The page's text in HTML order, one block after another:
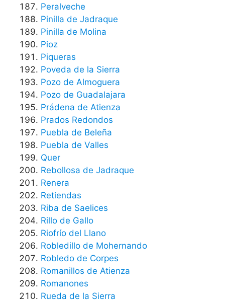
Peralveche
Pinilla de Jadraque
Pinilla de Molina
Pioz
Piqueras
Poveda de la Sierra
Pozo de Almoguera
Pozo de Guadalajara
Prádena de Atienza
Prados Redondos
Puebla de Beleña
Puebla de Valles
Quer
Rebollosa de Jadraque
Renera
Retiendas
Riba de Saelices
Rillo de Gallo
Riofrío del Llano
Robledillo de Mohernando
Robledo de Corpes
Romanillos de Atienza
Romanones
Rueda de la Sierra